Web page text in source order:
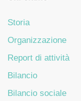
Storia
Organizzazione
Report di attività
Bilancio
Bilancio sociale